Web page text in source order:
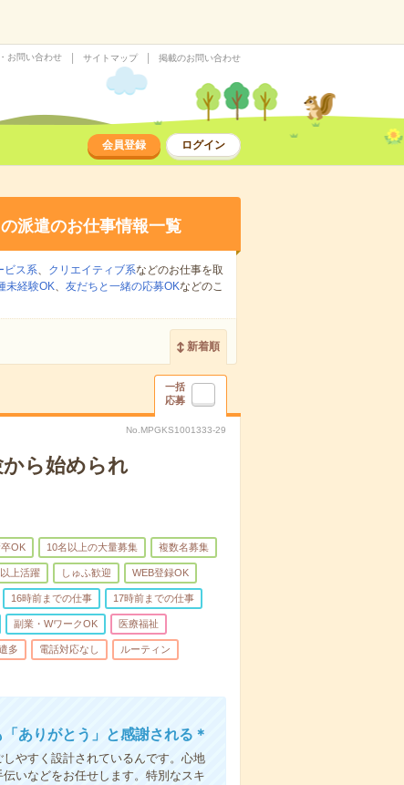
お問い合わせ サイトマップ 掲載のお問い合わせ
会員登録 ログイン
の派遣のお仕事情報一覧
ビス系、 クリエイティブ系などのお仕事を取
未経験OK、 友だちと一緒の応募OKなどのこ
新着順
一括
応募
No.MPGKS1001333-29
から始められ
OK 10名以上の大量募集 複数名募集
上活躍 しゅふ歓迎 WEB登録OK
16時前までの仕事 17時前までの仕事
副業・WワークOK 医療福祉
多 電話対応なし ルーティン
ありがとう」と感謝される＊
やすく設計されているんです。心地
いなどをお任せします。特別なスキ